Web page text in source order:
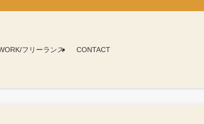
フリーランス CONTACT